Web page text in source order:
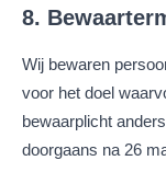
8.
Wij bewaren
voor het doel
bewaarplicht
doorgaans na 26